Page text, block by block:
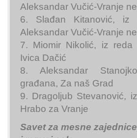
Aleksandar Vučić-Vranje
6. Slađan Kitanović, iz
Aleksandar Vučić-Vranje
7. Miomir Nikolić, iz reda
Ivica Dačić
8. Aleksandar
građana, Za naš Grad
9. Dragoljub Stevanović,
Hrabo za Vranje
Savet za mesne